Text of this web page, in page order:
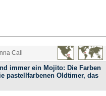
Call
immer ein Mojito: Die Farben
pastellfarbenen Oldtimer, das